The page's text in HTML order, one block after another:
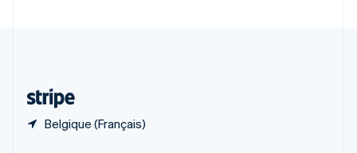
Belgique (Français)